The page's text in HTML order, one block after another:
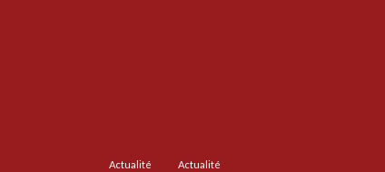
Actualité Actualité